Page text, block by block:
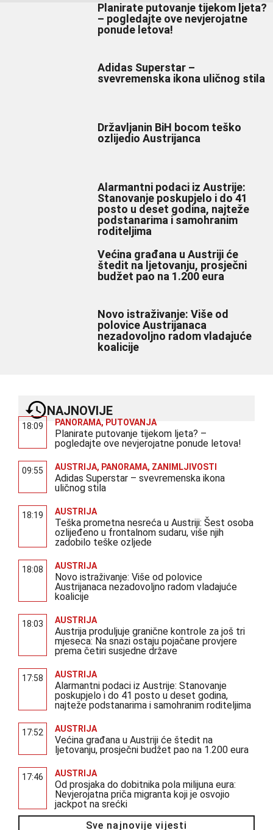
Planirate putovanje tijekom ljeta?
– pogledajte ove nevjerojatne
ponude letova!
Adidas Superstar –
svevremenska ikona uličnog stila
Državljanin BiH bocom teško
ozlijedio Austrijanca
Alarmantni podaci iz Austrije:
Stanovanje poskupjelo i do 41
posto u deset godina, najteže
podstanarima i samohranim
roditeljima
Većina građana u Austriji će
štedit na ljetovanju, prosječni
budžet pao na 1.200 eura
Novo istraživanje: Više od
polovice Austrijanaca
nezadovoljno radom vladajuće
koalicije
NAJNOVIJE
18:09 PANORAMA, PUTOVANJA
Planirate putovanje tijekom ljeta? –
pogledajte ove nevjerojatne ponude letova!
09:55 AUSTRIJA, PANORAMA, ZANIMLJIVOSTI
Adidas Superstar – svevremenska ikona
uličnog stila
18:19 AUSTRIJA
Teška prometna nesreća u Austriji: Šest osoba
ozlijeđeno u frontalnom sudaru, više njih
zadobilo teške ozljede
18:08 AUSTRIJA
Novo istraživanje: Više od polovice
Austrijanaca nezadovoljno radom vladajuće
koalicije
18:03 AUSTRIJA
Austrija produljuje granične kontrole za još tri
mjeseca: Na snazi ostaju pojačane provjere
prema četiri susjedne države
17:58 AUSTRIJA
Alarmantni podaci iz Austrije: Stanovanje
poskupjelo i do 41 posto u deset godina,
najteže podstanarima i samohranim roditeljima
17:52 AUSTRIJA
Većina građana u Austriji će štedit na
ljetovanju, prosječni budžet pao na 1.200 eura
17:46 AUSTRIJA
Od prosjaka do dobitnika pola milijuna eura:
Nevjerojatna priča migranta koji je osvojio
jackpot na srećki
Sve najnovije vijesti